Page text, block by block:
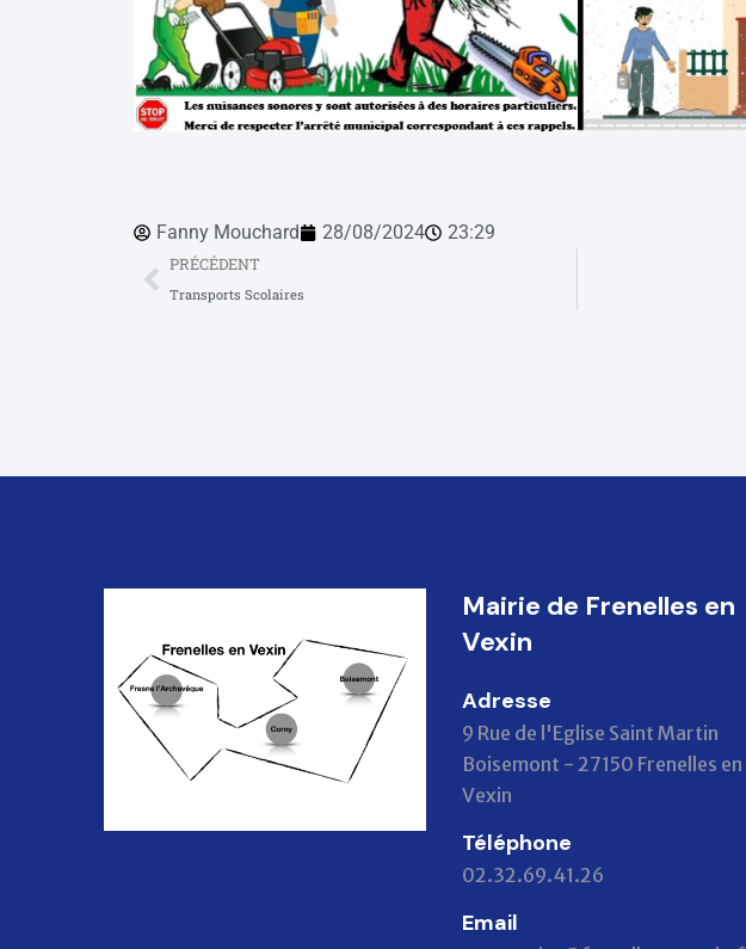
Fanny Mouchard 28/08/2024 23:29
PRÉCÉDENT
Transports Scolaires
Mairie de Frenelles en
Vexin
Adresse
9 Rue de l'Eglise Saint Martin
Boisemont - 27150 Frenelles en
Vexin
Téléphone
02.32.69.41.26
Email